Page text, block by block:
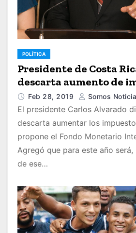
POLÍTICA
Presidente de Costa
descarta aumento de
Feb 28, 2019 Somos
El presidente Carlos Alvarado
descarta aumentar los
propone el Fondo Monetario
Agregó que para este año
de ese…